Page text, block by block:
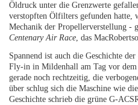
Öldruck unter die Grenzwerte
verstopften Ölfilters gefunden hatte,
Mechanik der Propellerverstellung -
Centenary Air Race, das
Spannend ist auch die Geschichte
Fly-in in Mildenhall am Tag vor dem
gerade noch rechtzeitig, die
über schlug sich die Maschine wie
Geschichte schrieb die grüne G-